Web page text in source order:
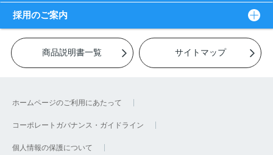
採用のご案内
商品説明書一覧 サイトマップ
ホームページのご利用にあたって
コーポレートガバナンス・ガイドライン
個人情報の保護について